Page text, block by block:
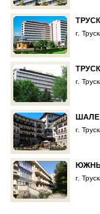
г.
г.
ШАЛЕ
г.
г.